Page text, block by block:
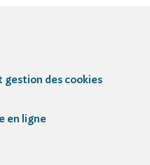
des cookies
en ligne